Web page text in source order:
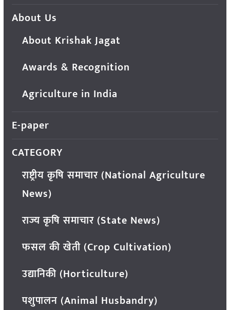
About Us
About Krishak Jagat
Awards & Recognition
Agriculture in India
E-paper
CATEGORY
राष्ट्रीय कृषि समाचार (National Agriculture
News)
राज्य कृषि समाचार (State News)
फसल की खेती (Crop Cultivation)
उद्यानिकी (Horticulture)
पशुपालन (Animal Husbandry)